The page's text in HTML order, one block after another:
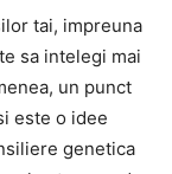
tai, impreuna
sa intelegi mai
un punct
este o idee
genetica